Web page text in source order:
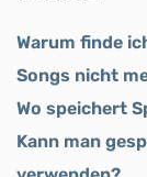
Warum finde
Songs nicht
Wo speichert
Kann man